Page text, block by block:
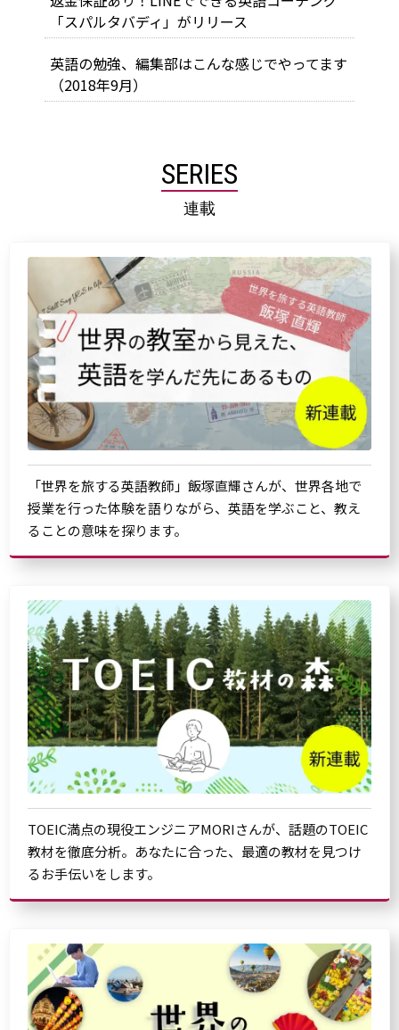
「スパルタバディ」がリリース
英語の勉強、編集部はこんな感じでやってます
（2018年9月）
SERIES
連載
「世界を旅する英語教師」飯塚直輝さんが、世界各地で
授業を行った体験を語りながら、英語を学ぶこと、教え
ることの意味を探ります。
TOEIC満点の現役エンジニアMORIさんが、話題のTOEIC
教材を徹底分析。あなたに合った、最適の教材を見つけ
るお手伝いをします。